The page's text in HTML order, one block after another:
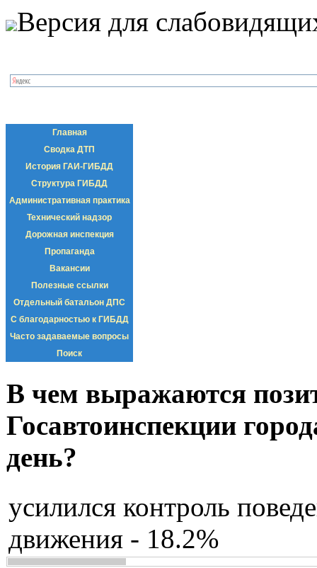
Версия для
Главная
Сводка ДТП
История ГАИ-ГИБДД
Структура ГИБДД
Административная практика
Технический надзор
Дорожная инспекция
Пропаганда
Вакансии
Полезные ссылки
Отдельный батальон ДПС
С благодарностью к ГИБДД
Часто задаваемые вопросы
Поиск
В чем выражаются
Госавтоинспекции
день?
усилился контроль
движения - 18.2%